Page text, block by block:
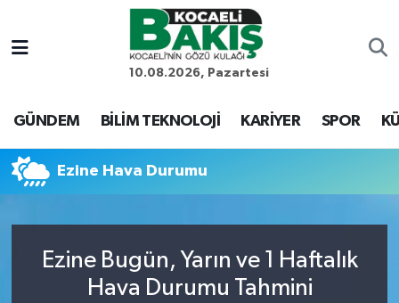
10.08.2026, Pazartesi
GÜNDEM BİLİM TEKNOLOJİ KARİYER SPOR
Ezine Hava Durumu
Ezine Bugün, Yarın ve 1 Haftalık
Hava Durumu Tahmini
Kocaeli Nöbetçi Eczaneler
Kocaeli Hava Durumu
Tüm Manşetler
Son Dakika Haberleri